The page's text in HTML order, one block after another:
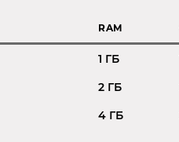
RAM
1 ГБ
2 ГБ
4 ГБ